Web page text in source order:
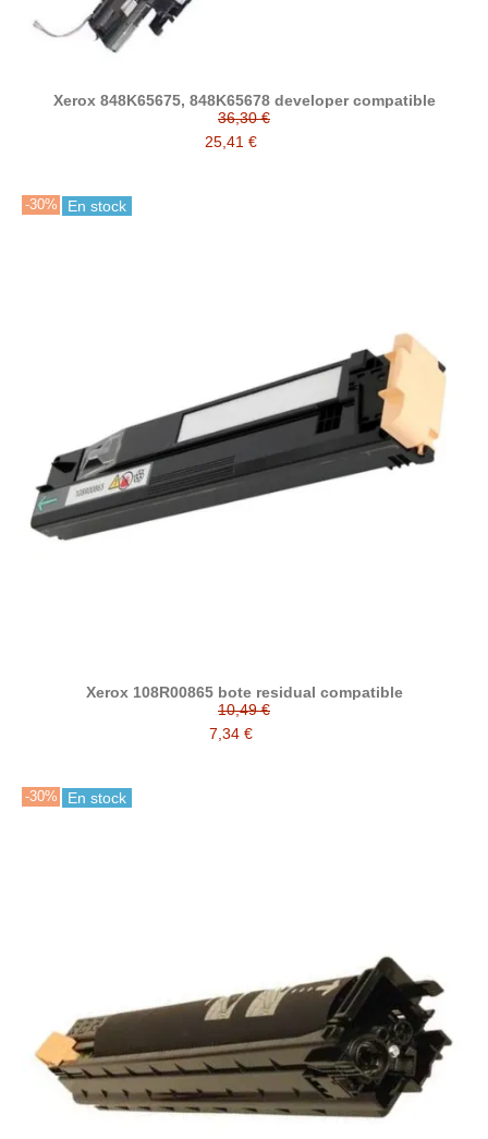
Xerox 848K65675, 848K65678 developer compatible
36,30 €
25,41 €
-30% En stock
Xerox 108R00865 bote residual compatible
10,49 €
7,34 €
-30% En stock